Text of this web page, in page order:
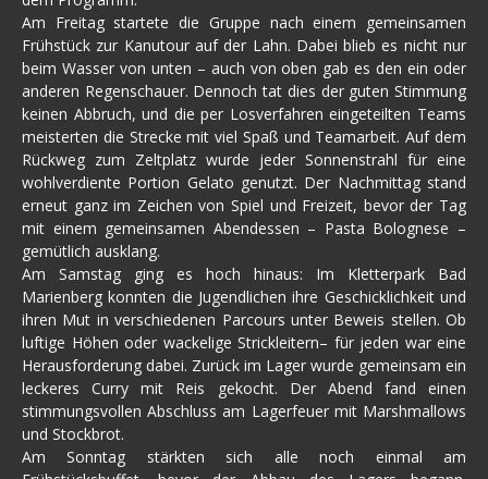
Am Freitag startete die Gruppe nach einem gemeinsamen
Frühstück zur Kanutour auf der Lahn. Dabei blieb es nicht nur
beim Wasser von unten – auch von oben gab es den ein oder
anderen Regenschauer. Dennoch tat dies der guten Stimmung
keinen Abbruch, und die per Losverfahren eingeteilten Teams
meisterten die Strecke mit viel Spaß und Teamarbeit. Auf dem
Rückweg zum Zeltplatz wurde jeder Sonnenstrahl für eine
wohlverdiente Portion Gelato genutzt. Der Nachmittag stand
erneut ganz im Zeichen von Spiel und Freizeit, bevor der Tag
mit einem gemeinsamen Abendessen – Pasta Bolognese –
gemütlich ausklang.
Am Samstag ging es hoch hinaus: Im Kletterpark Bad
Marienberg konnten die Jugendlichen ihre Geschicklichkeit und
ihren Mut in verschiedenen Parcours unter Beweis stellen. Ob
luftige Höhen oder wackelige Strickleitern– für jeden war eine
Herausforderung dabei. Zurück im Lager wurde gemeinsam ein
leckeres Curry mit Reis gekocht. Der Abend fand einen
stimmungsvollen Abschluss am Lagerfeuer mit Marshmallows
und Stockbrot.
Am Sonntag stärkten sich alle noch einmal am